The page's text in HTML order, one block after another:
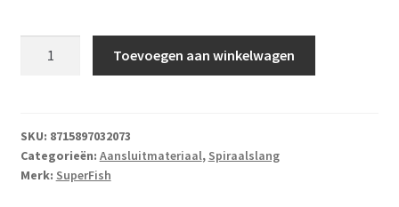
Tuinonderhoud
Voor vissen
Partijhandel
5M
50mm
aantal
Toevoegen aan winkelwagen
SKU: 8715897032073
Categorieën: Aansluitmateriaal, Spiraalslang
Merk: SuperFish